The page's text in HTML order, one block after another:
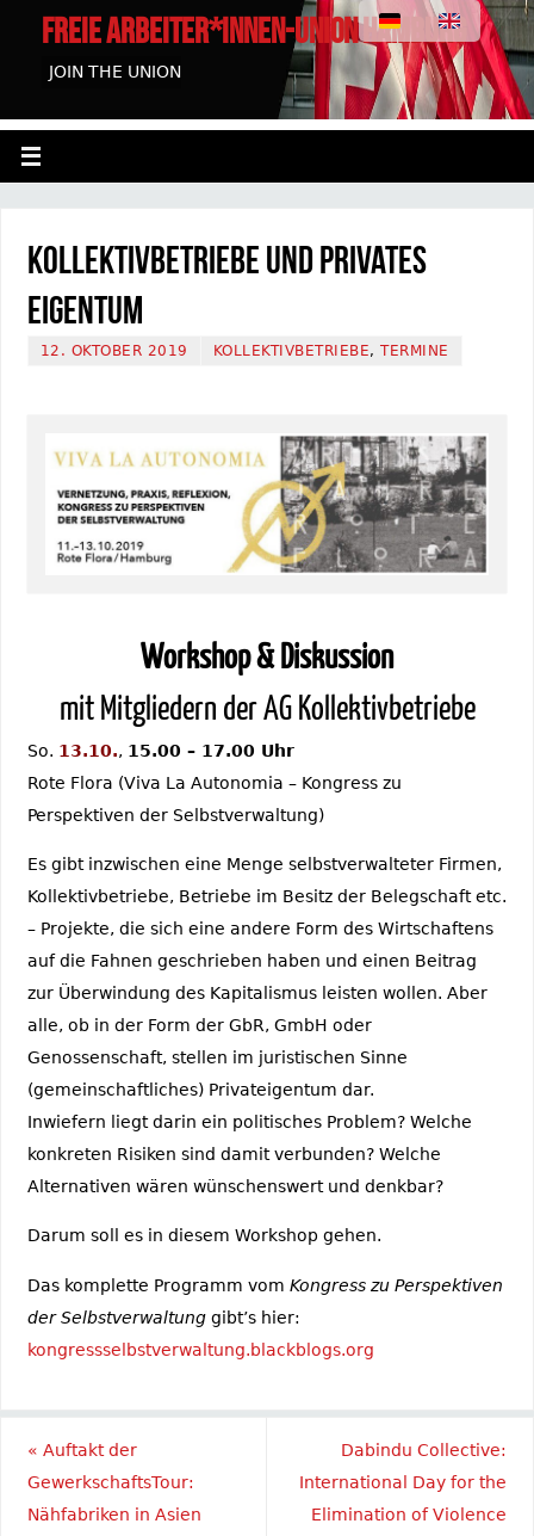
FREIE ARBEITER*INNEN-UNION HAMBURG
JOIN THE UNION
Kollektivbetriebe und privates
Eigentum
12. OKTOBER 2019 KOLLEKTIVBETRIEBE,TERMINE
Workshop & Diskussion
mit Mitgliedern der AG Kollektivbetriebe
So. 13.10., 15.00 – 17.00 Uhr
Rote Flora (Viva La Autonomia – Kongress zu
Perspektiven der Selbstverwaltung)
Es gibt inzwischen eine Menge selbstverwalteter Firmen,
Kollektivbetriebe, Betriebe im Besitz der Belegschaft etc.
– Projekte, die sich eine andere Form des Wirtschaftens
auf die Fahnen geschrieben haben und einen Beitrag
zur Überwindung des Kapitalismus leisten wollen. Aber
alle, ob in der Form der GbR, GmbH oder
Genossenschaft, stellen im juristischen Sinne
(gemeinschaftliches) Privateigentum dar.
Inwiefern liegt darin ein politisches Problem? Welche
konkreten Risiken sind damit verbunden? Welche
Alternativen wären wünschenswert und denkbar?
Darum soll es in diesem Workshop gehen.
Das komplette Programm vom Kongress zu Perspektiven
der Selbstverwaltunggibt’s hier:
kongressselbstverwaltung.blackblogs.org
« Auftakt der
GewerkschaftsTour:
Nähfabriken in Asien
Dabindu Collective:
International Day for the
Elimination of Violence